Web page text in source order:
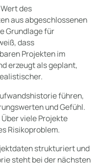
des
aus abgeschlossenen
Grundlage für
dass
Projekten im
erzeugt als geplant,
führen,
und Gefühl.
viele Projekte
Risikoproblem.
strukturiert und
steht bei der nächsten